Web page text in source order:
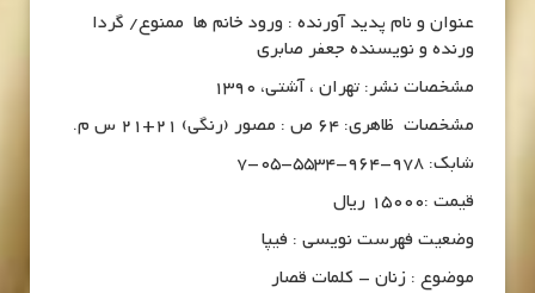
عنوان و نام پدید آورنده : ورود خانم ها ممنوع/ گردا
ورنده و نویسنده جعفر صابری
مشخصات نشر: تهران ، آشتی، 1390
مشخصات ظاهری: 64 ص : مصور (رنگی) 21+21 س م.
شابک: 978-964-5534-05-7
قیمت :15000 ریال
وضعیت فهرست نویسی : فیپا
موضوع : زنان – کلمات قصار